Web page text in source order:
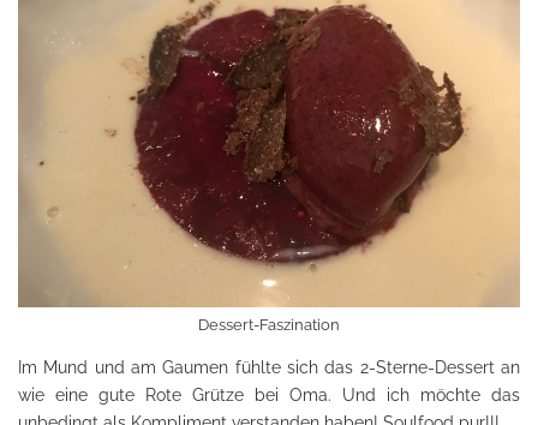
Dessert-Faszination
Im Mund und am Gaumen fühlte sich das 2-Sterne-Dessert an
wie eine gute Rote Grütze bei Oma. Und ich möchte das